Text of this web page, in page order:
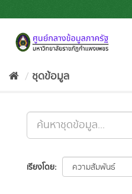
to
ชุดข้อมูล
เรียงโดย